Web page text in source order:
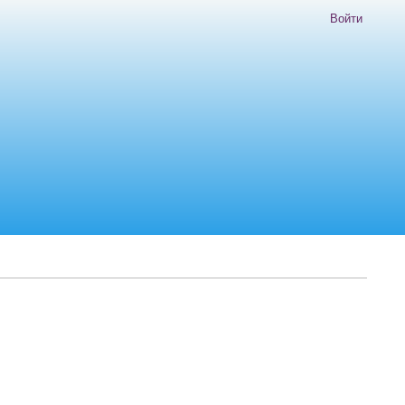
Войти